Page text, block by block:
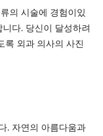
의 시술에 경험이있
다. 당신이 달성하려
록 외과 의사의 사진
. 자연의 아름다움과